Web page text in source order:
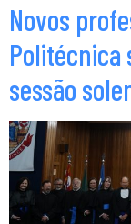
Novos
Politécnica
sessão